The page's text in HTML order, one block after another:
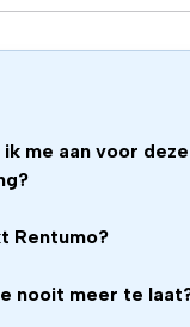
ik me aan voor deze
Rentumo?
nooit meer te